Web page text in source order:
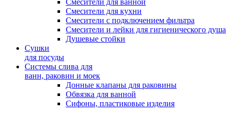
Смесители для ванной
Смесители для кухни
Смесители с подключением фильтра
Cмесители и лейки для гигиенического душа
Душевые стойки
Сушки
для посуды
Системы слива для
ванн, раковин и моек
Донные клапаны для раковины
Обвязка для ванной
Сифоны, пластиковые изделия